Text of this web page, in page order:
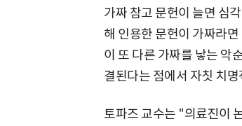
가짜 참고 문헌이 늘면 심
해 인용한 문헌이 가짜라
이 또 다른 가짜를 낳는 악
결된다는 점에서 자칫 치
토파즈 교수는 "의료진이